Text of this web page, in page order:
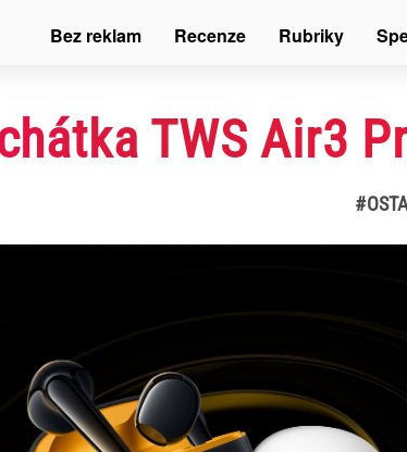
TWS Air3
Bez reklam Recenze Rubriky